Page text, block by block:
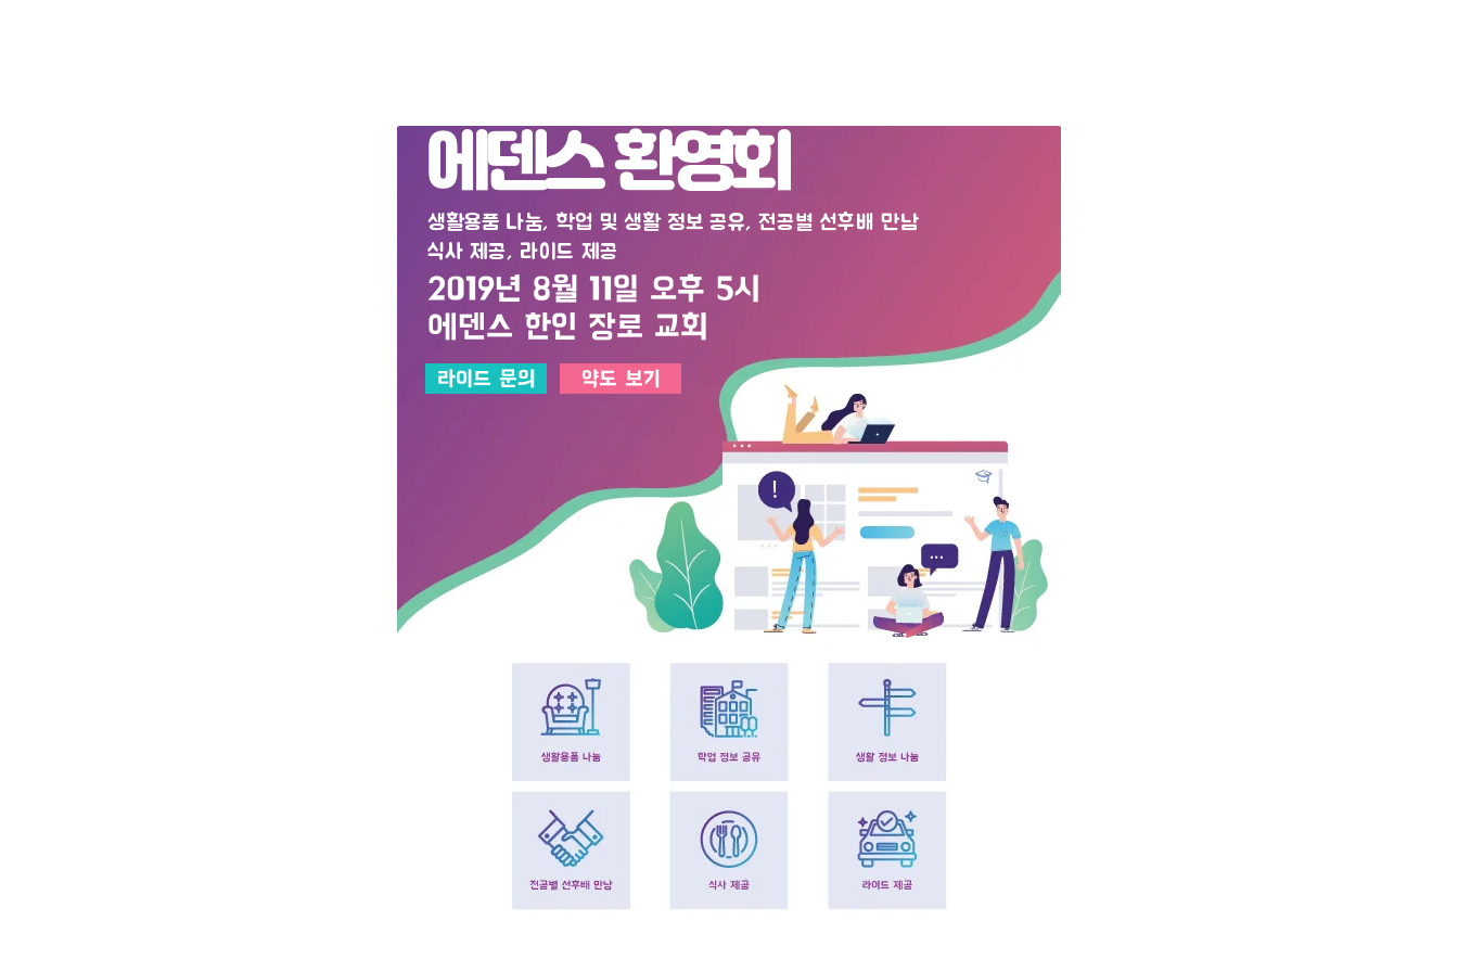
에덴스 환영회
생활용품 나눔, 학업 및 생활 정보 공유, 전공별 선후배 만남
식사 제공, 라이드 제공
2019년 8월 11일 오후 5시​​
에덴스 한인 장로 교회
라이드 문의 약도 보기